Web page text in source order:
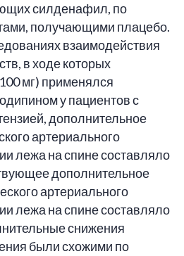
силденафил, по
получающими плацебо.
взаимодействия
в ходе которых
мг) применялся
у пациентов с
дополнительное
артериального
лежа на спине составляло
дополнительное
артериального
лежа на спине составляло
снижения
были схожими по